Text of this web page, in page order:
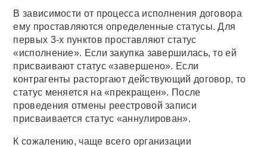
В зависимости от процесса исполнения договора
ему проставляются определенные статусы. Для
первых 3-х пунктов проставляют статус
«исполнение». Если закупка завершилась, то ей
присваивают статус «завершено». Если
контрагенты расторгают действующий договор, то
статус меняется на «прекращен». После
проведения отмены реестровой записи
присваивается статус «аннулирован».
К сожалению, чаще всего организации